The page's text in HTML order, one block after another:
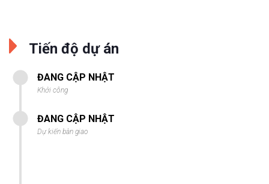
Tiến độ dự án
ĐANG CẬP NHẬT
Khởi công
ĐANG CẬP NHẬT
Dự kiến bàn giao